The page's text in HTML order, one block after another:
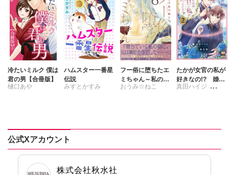
冷たいミルク 僕は
君の男【合冊版】
樋口あや
ハムスター一番星
伝説
みすとかすみ
フー俗に堕ちたエ
ミちゃん～私のキ
ャバ嬢体験記～
おうみ☆ねこ
たかが女官の私が
好きなの!? 婚約
破棄された姫様を
真田ハイジ
公式Xアカウント
株式会社秋水社